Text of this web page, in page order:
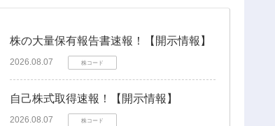
株の大量保有報告書速報！【開示情報】
2026.08.07 株コード
自己株式取得速報！【開示情報】
2026.08.07 株コード